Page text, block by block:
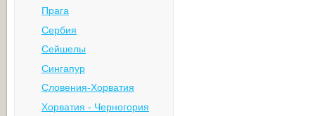
Прага
Сербия
Сейшелы
Сингапур
Словения-Хорватия
Хорватия - Черногория